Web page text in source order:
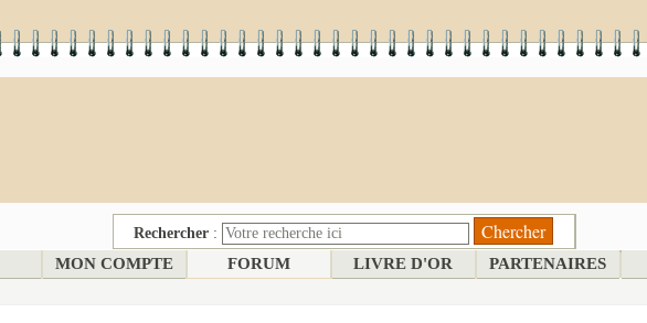
Rechercher :
MON COMPTE FORUM LIVRE D'OR PARTENAIRES